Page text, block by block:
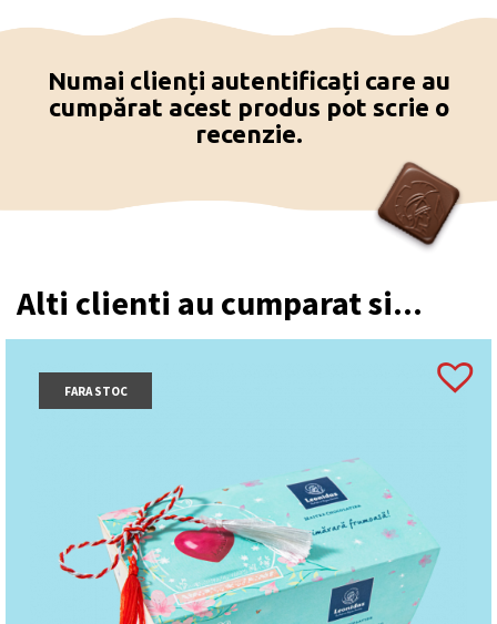
Numai clienți autentificați care au
cumpărat acest produs pot scrie o
recenzie.
Alti clienti au cumparat si...
FARA STOC